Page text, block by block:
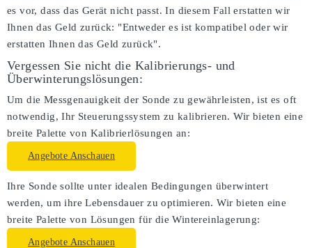
es vor, dass das Gerät nicht passt. In diesem Fall erstatten wir
Ihnen das Geld zurück: "Entweder es ist kompatibel oder wir
erstatten Ihnen das Geld zurück".
Vergessen Sie nicht die Kalibrierungs- und
Überwinterungslösungen:
Um die Messgenauigkeit der Sonde zu gewährleisten, ist es oft
notwendig, Ihr Steuerungssystem zu kalibrieren. Wir bieten eine
breite Palette von Kalibrierlösungen an:
Angebote Anschauen
Ihre Sonde sollte unter idealen Bedingungen überwintert
werden, um ihre Lebensdauer zu optimieren. Wir bieten eine
breite Palette von Lösungen für die Wintereinlagerung:
Angebote Anschauen